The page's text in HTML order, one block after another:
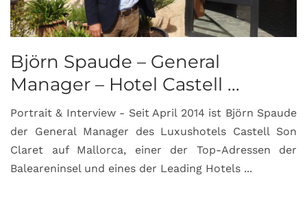
Björn Spaude – General
Manager – Hotel Castell ...
Portrait & Interview - Seit April 2014 ist Björn Spaude
der General Manager des Luxushotels Castell Son
Claret auf Mallorca, einer der Top-Adressen der
Baleareninsel und eines der Leading Hotels ...